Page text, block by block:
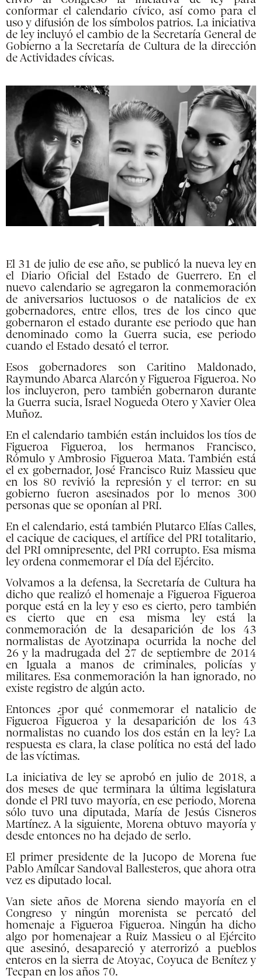
conformar el calendario cívico, así como para el
uso y difusión de los símbolos patrios. La iniciativa
de ley incluyó el cambio de la Secretaría General de
Gobierno a la Secretaría de Cultura de la dirección
de Actividades cívicas.
El 31 de julio de ese año, se publicó la nueva ley en
el Diario Oficial del Estado de Guerrero. En el
nuevo calendario se agregaron la conmemoración
de aniversarios luctuosos o de natalicios de ex
gobernadores, entre ellos, tres de los cinco que
gobernaron el estado durante ese periodo que han
denominado como la Guerra sucia, ese periodo
cuando el Estado desató el terror.
Esos gobernadores son Caritino Maldonado,
Raymundo Abarca Alarcón y Figueroa Figueroa. No
los incluyeron, pero también gobernaron durante
la Guerra sucia, Israel Nogueda Otero y Xavier Olea
Muñoz.
En el calendario también están incluidos los tíos de
Figueroa Figueroa, los hermanos Francisco,
Rómulo y Ambrosio Figueroa Mata. También está
el ex gobernador, José Francisco Ruiz Massieu que
en los 80 revivió la represión y el terror: en su
gobierno fueron asesinados por lo menos 300
personas que se oponían al PRI.
En el calendario, está también Plutarco Elías Calles,
el cacique de caciques, el artífice del PRI totalitario,
del PRI omnipresente, del PRI corrupto. Esa misma
ley ordena conmemorar el Día del Ejército.
Volvamos a la defensa, la Secretaría de Cultura ha
dicho que realizó el homenaje a Figueroa Figueroa
porque está en la ley y eso es cierto, pero también
es cierto que en esa misma ley está la
conmemoración de la desaparición de los 43
normalistas de Ayotzinapa ocurrida la noche del
26 y la madrugada del 27 de septiembre de 2014
en Iguala a manos de criminales, policías y
militares. Esa conmemoración la han ignorado, no
existe registro de algún acto.
Entonces ¿por qué conmemorar el natalicio de
Figueroa Figueroa y la desaparición de los 43
normalistas no cuando los dos están en la ley? La
respuesta es clara, la clase política no está del lado
de las víctimas.
La iniciativa de ley se aprobó en julio de 2018, a
dos meses de que terminara la última legislatura
donde el PRI tuvo mayoría, en ese periodo, Morena
sólo tuvo una diputada, María de Jesús Cisneros
Martínez. A la siguiente, Morena obtuvo mayoría y
desde entonces no ha dejado de serlo.
El primer presidente de la Jucopo de Morena fue
Pablo Amílcar Sandoval Ballesteros, que ahora otra
vez es diputado local.
Van siete años de Morena siendo mayoría en el
Congreso y ningún morenista se percató del
homenaje a Figueroa Figueroa. Ningún ha dicho
algo por homenajear a Ruiz Massieu o al Ejército
que asesinó, desapareció y aterrorizó a pueblos
enteros en la sierra de Atoyac, Coyuca de Benítez y
Tecpan en los años 70.